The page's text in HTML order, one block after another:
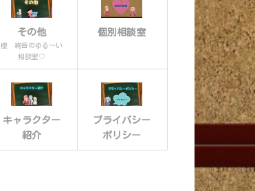
その他
櫻 絢音のゆる〜い
相談室♡
個別相談室
キャラクター
紹介
プライバシー
ポリシー